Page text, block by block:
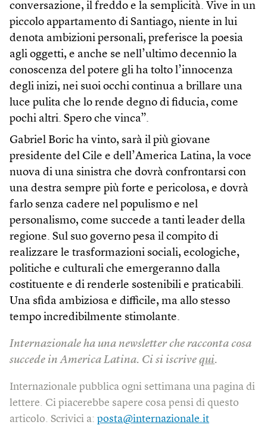
conversazione, il freddo e la semplicità. Vive in un
piccolo appartamento di Santiago, niente in lui
denota ambizioni personali, preferisce la poesia
agli oggetti, e anche se nell’ultimo decennio la
conoscenza del potere gli ha tolto l’innocenza
degli inizi, nei suoi occhi continua a brillare una
luce pulita che lo rende degno di fiducia, come
pochi altri. Spero che vinca”.
Gabriel Boric ha vinto, sarà il più giovane
presidente del Cile e dell’America Latina, la voce
nuova di una sinistra che dovrà confrontarsi con
una destra sempre più forte e pericolosa, e dovrà
farlo senza cadere nel populismo e nel
personalismo, come succede a tanti leader della
regione. Sul suo governo pesa il compito di
realizzare le trasformazioni sociali, ecologiche,
politiche e culturali che emergeranno dalla
costituente e di renderle sostenibili e praticabili.
Una sfida ambiziosa e difficile, ma allo stesso
tempo incredibilmente stimolante.
Internazionale ha una newsletter che racconta cosa
succede in America Latina. Ci si iscrive qui.
Internazionale pubblica ogni settimana una pagina di
lettere. Ci piacerebbe sapere cosa pensi di questo
articolo. Scrivici a: posta@internazionale.it